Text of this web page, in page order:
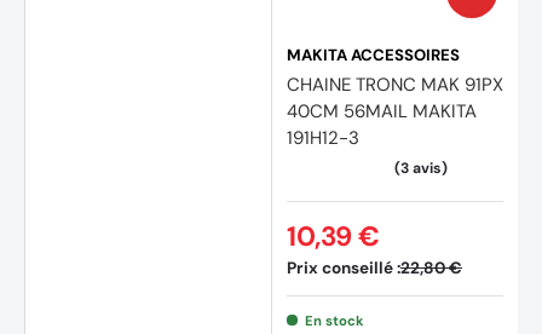
(1
MAKITA ACCESSOIRES
CHAINE TRONC MAK 91PX
40CM 56MAIL MAKITA
191H12-3
Prix conseillé :22,80 €
10,39 €
En stock